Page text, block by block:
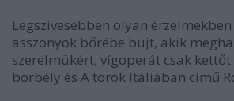
Legszívesebben olyan
asszonyok bőrébe bújt, akik
szerelmükért, vígoperát csak
borbély és A török Itáliában című